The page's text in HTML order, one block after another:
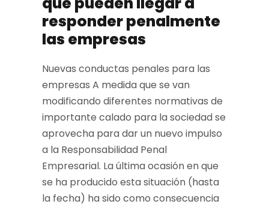
responder penalmente
las empresas
Nuevas conductas penales para las
empresas A medida que se van
modificando diferentes normativas de
importante calado para la sociedad se
aprovecha para dar un nuevo impulso
a la Responsabilidad Penal
Empresarial. La última ocasión en que
se ha producido esta situación (hasta
la fecha) ha sido como consecuencia